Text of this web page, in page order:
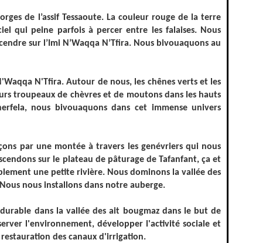
de l’assif Tessaoute. La couleur rouge de la terre
qui peine parfois à percer entre les falaises. Nous
sur l’Imi N’Waqqa N’Tfira. Nous bivouaquons au
N'Tfira. Autour de nous, les chênes verts et les
troupeaux de chèvres et de moutons dans les hauts
nous bivouaquons dans cet immense univers
par une montée à travers les genévriers qui nous
sur le plateau de pâturage de Tafanfant, ça et
une petite rivière. Nous dominons la vallée des
nous installons dans notre auberge.
dans la vallée des ait bougmaz dans le but de
l'environnement, développer l'activité sociale et
des canaux d'irrigation.